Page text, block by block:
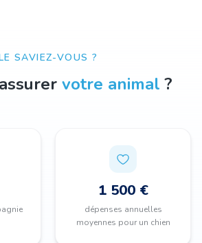
SAVIEZ-VOUS ?
votre animal ?
1 500 €
dépenses annuelles
moyennes pour un chien